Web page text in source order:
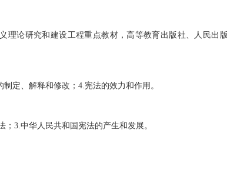
论研究和建设工程重点教材，高等教育出版社、人民出
定、解释和修改；4.宪法的效力和作用。
3.中华人民共和国宪法的产生和发展。